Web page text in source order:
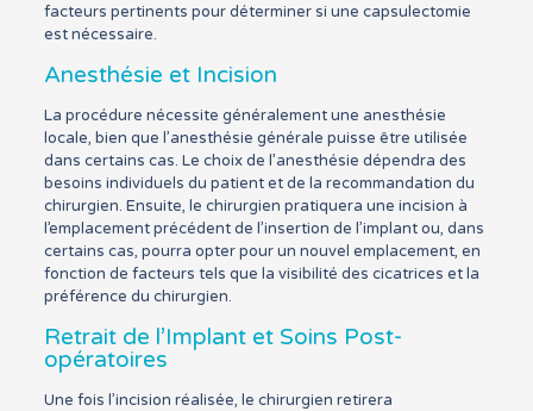
facteurs pertinents pour déterminer si une capsulectomie
est nécessaire.
Anesthésie et Incision
La procédure nécessite généralement une anesthésie
locale, bien que l’anesthésie générale puisse être utilisée
dans certains cas. Le choix de l’anesthésie dépendra des
besoins individuels du patient et de la recommandation du
chirurgien. Ensuite, le chirurgien pratiquera une incision à
l’emplacement précédent de l’insertion de l’implant ou, dans
certains cas, pourra opter pour un nouvel emplacement, en
fonction de facteurs tels que la visibilité des cicatrices et la
préférence du chirurgien.
Retrait de l’Implant et Soins Post-
opératoires
Une fois l’incision réalisée, le chirurgien retirera